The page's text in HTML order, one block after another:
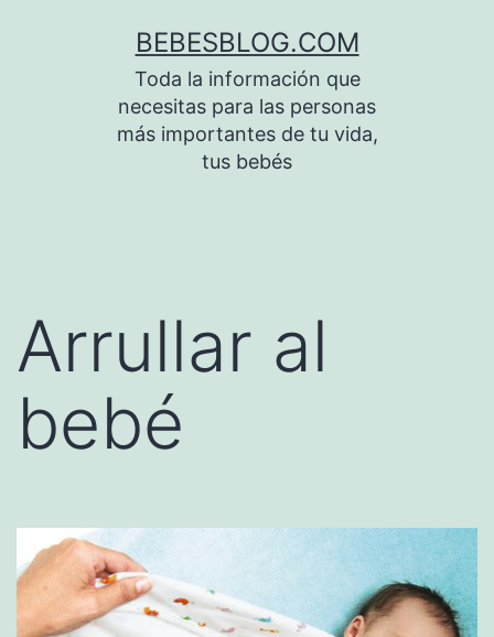
BEBESBLOG.COM
Toda la información que
necesitas para las personas
más importantes de tu vida,
tus bebés
Arrullar al
bebé